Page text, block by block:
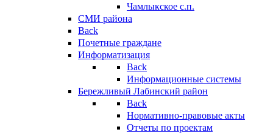
Чамлыкское с.п.
СМИ района
Back
Почетные граждане
Информатизация
Back
Информационные системы
Бережливый Лабинский район
Back
Нормативно-правовые акты
Отчеты по проектам